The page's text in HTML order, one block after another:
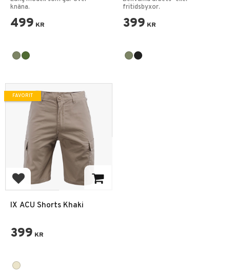
knäna.
499 KR
fritidsbyxor.
399 KR
Lägg till i favoriter
IX ACU Shorts Khaki
399 KR
FAVORIT